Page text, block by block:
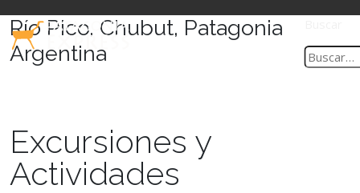
Río Pico, Chubut, Patagonia
Argentina
Excursiones y
Actividades